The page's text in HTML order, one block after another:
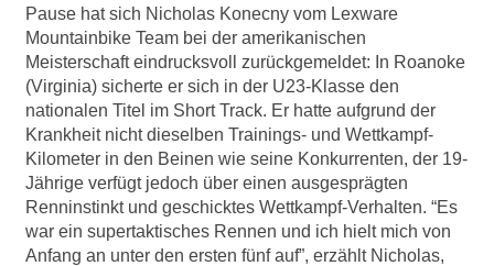
Pause hat sich Nicholas Konecny vom Lexware
Mountainbike Team bei der amerikanischen
Meisterschaft eindrucksvoll zurückgemeldet: In Roanoke
(Virginia) sicherte er sich in der U23-Klasse den
nationalen Titel im Short Track. Er hatte aufgrund der
Krankheit nicht dieselben Trainings- und Wettkampf-
Kilometer in den Beinen wie seine Konkurrenten, der 19-
Jährige verfügt jedoch über einen ausgesprägten
Renninstinkt und geschicktes Wettkampf-Verhalten. “Es
war ein supertaktisches Rennen und ich hielt mich von
Anfang an unter den ersten fünf auf”, erzählt Nicholas,